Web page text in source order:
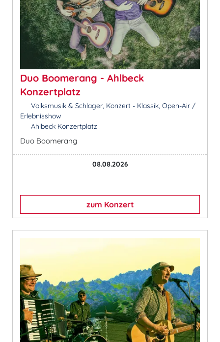
Duo Boomerang - Ahlbeck
Konzertplatz
Volksmusik & Schlager, Konzert - Klassik, Open-Air /
Erlebnisshow
Ahlbeck Konzertplatz
Duo Boomerang
08.08.2026
zum Konzert